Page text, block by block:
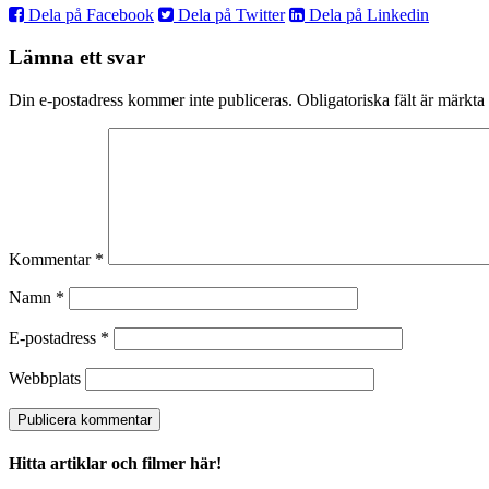
Dela på Facebook Dela på Twitter Dela på Linkedin
Lämna ett svar
Din e-postadress kommer inte publiceras. Obligatoriska fält är märkta
Kommentar *
Namn *
E-postadress *
Webbplats
Hitta artiklar och filmer här!